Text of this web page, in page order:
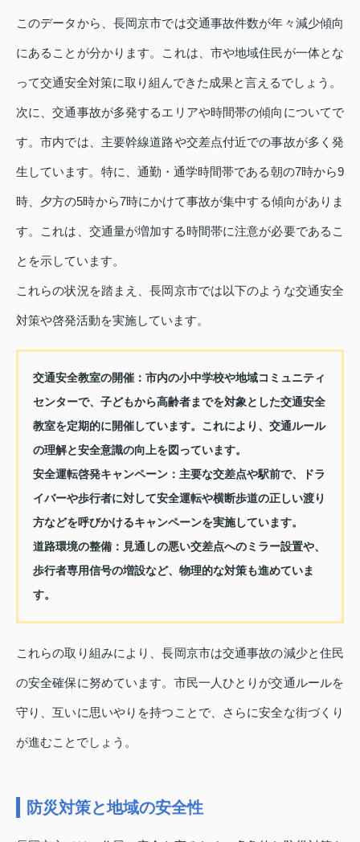
このデータから、長岡京市では交通事故件数が年々減少傾向
にあることが分かります。これは、市や地域住民が一体とな
って交通安全対策に取り組んできた成果と言えるでしょう。
次に、交通事故が多発するエリアや時間帯の傾向についてで
す。市内では、主要幹線道路や交差点付近での事故が多く発
生しています。特に、通勤・通学時間帯である朝の7時から9
時、夕方の5時から7時にかけて事故が集中する傾向がありま
す。これは、交通量が増加する時間帯に注意が必要であるこ
とを示しています。
これらの状況を踏まえ、長岡京市では以下のような交通安全
対策や啓発活動を実施しています。
交通安全教室の開催： 市内の小中学校や地域コミュニティ
センターで、子どもから高齢者までを対象とした交通安全
教室を定期的に開催しています。これにより、交通ルール
の理解と安全意識の向上を図っています。
安全運転啓発キャンペーン： 主要な交差点や駅前で、ドラ
イバーや歩行者に対して安全運転や横断歩道の正しい渡り
方などを呼びかけるキャンペーンを実施しています。
道路環境の整備： 見通しの悪い交差点へのミラー設置や、
歩行者専用信号の増設など、物理的な対策も進めていま
す。
これらの取り組みにより、長岡京市は交通事故の減少と住民
の安全確保に努めています。市民一人ひとりが交通ルールを
守り、互いに思いやりを持つことで、さらに安全な街づくり
が進むことでしょう。
防災対策と地域の安全性